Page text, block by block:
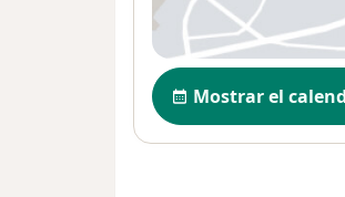
Disponibilidad
Mostrar el